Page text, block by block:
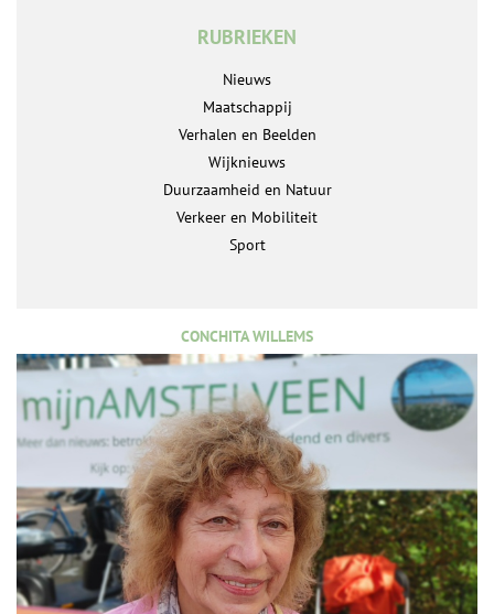
RUBRIEKEN
Nieuws
Maatschappij
Verhalen en Beelden
Wijknieuws
Duurzaamheid en Natuur
Verkeer en Mobiliteit
Sport
CONCHITA WILLEMS